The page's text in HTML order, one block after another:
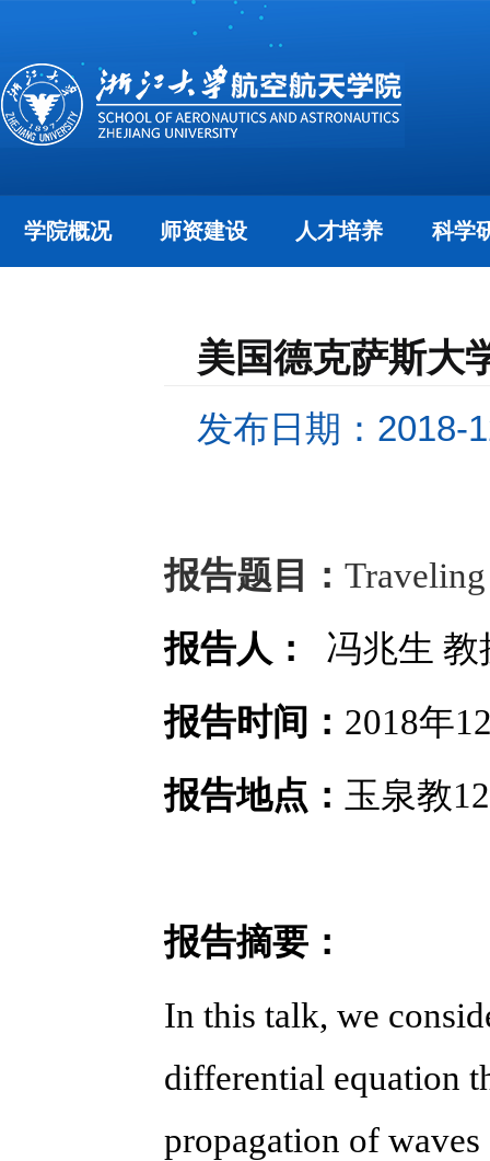
学院概况 师资建设 人才培养 科学
美国德克萨斯大
发布日期：2018-
报告题目：
报告人：
冯兆生 教
报告时间： 2018年
报告地点： 玉泉教
报告摘要：
In this talk, we
differential equation
propagation of